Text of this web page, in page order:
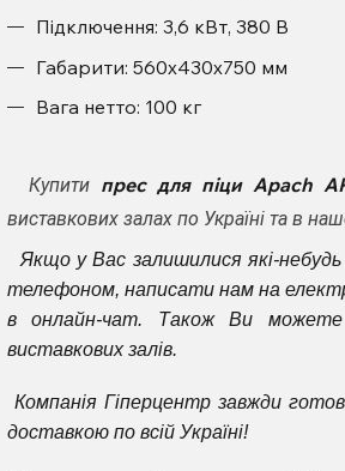
Підключення: 3,6 кВт, 380 В
Габарити: 560х430х750 мм
Вага нетто: 100 кг
Купити прес для піци Apach
виставкових залах по Україні та в
Якщо у Вас залишилися які-
телефоном, написати нам на
в онлайн-чат. Також Ви
виставкових залів.
Компанія Гіперцентр завжди
доставкою по всій Україні!